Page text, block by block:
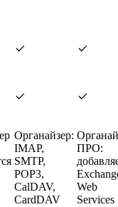
Органайзер:
IMAP,
SMTP,
POP3,
CalDAV,
CardDAV
ПРО:
Web
Services